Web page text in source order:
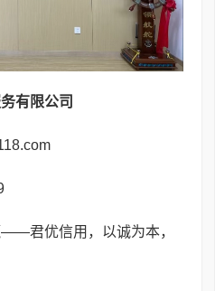
有限公司
君优信用，以诚为本，